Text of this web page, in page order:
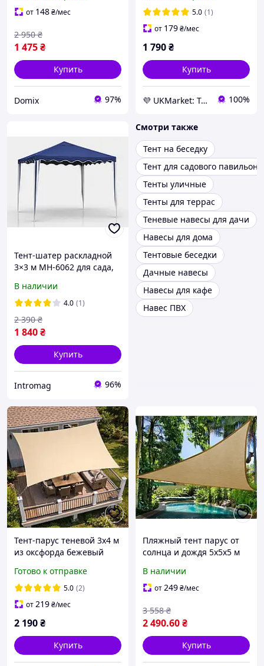
теневой тент для
Тенты навесы
от 148₴/мес
1 475₴
2 950 ₴
Купить
Domix 97%
кафе и ресторана -
UKMarket-
5.0 (1)
от 179₴/мес
1 790₴
Купить
💜 UKMarket: Товары для дома и сада: тенты, шторы, мягкие окна, мебель. Товары для спорта. Техника 100%
Тент-шатер раскладной
3×3 м MH-6062 для сада,
на улице быстросборная
беседка с прочным
каркасом, Синий
В наличии
4.0 (1)
1 840₴
2 390 ₴
Купить
Intromag 96%
Смотри также
Тент на беседку
Тент для садового павильона
Тенты уличные
Тенты для террас
Теневые навесы для дачи
Навесы для дома
Тентовые беседки
Дачные навесы
Навесы для кафе
Навес ПВХ
Тент-парус теневой 3х4 м
из оксфорда бежевый
Тент для навеса, тент от
солнца -UKMarket-
Готово к отправке
5.0 (2)
от219₴/мес
2 190₴
Купить
Пляжный тент парус от
солнца и дождя 5х5х5 м
водооталкивающий навес
для на на дачу беседку
В наличии
от249₴/мес
2 490.60₴
3 558 ₴
Купить